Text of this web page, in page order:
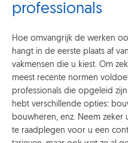
professionals
Hoe omvangrijk de werken
hangt in de eerste plaats af
vakmensen die u kiest. Om
meest recente normen
professionals die opgeleid
hebt verschillende opties:
bouwheren, enz. Neem
te raadplegen voor u een